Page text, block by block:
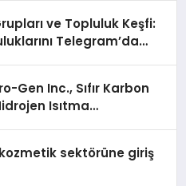
ve Topluluk Keşfi:
Telegram’da
Gen Inc., Sıfır Karbon
Isıtma
sektörüne giriş